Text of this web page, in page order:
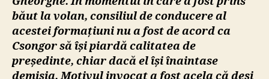
băut la volan, consiliul de conducere al
acestei formațiuni nu a fost de acord ca
Csongor să își piardă calitatea de
președinte, chiar dacă el își înaintase
demisia. Motivul invocat a fost acela că deși